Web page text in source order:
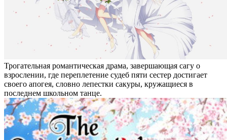
Трогательная романтическая драма, завершающая сагу о
взрослении, где переплетение судеб пяти сестер достигает
своего апогея, словно лепестки сакуры, кружащиеся в
последнем школьном танце.